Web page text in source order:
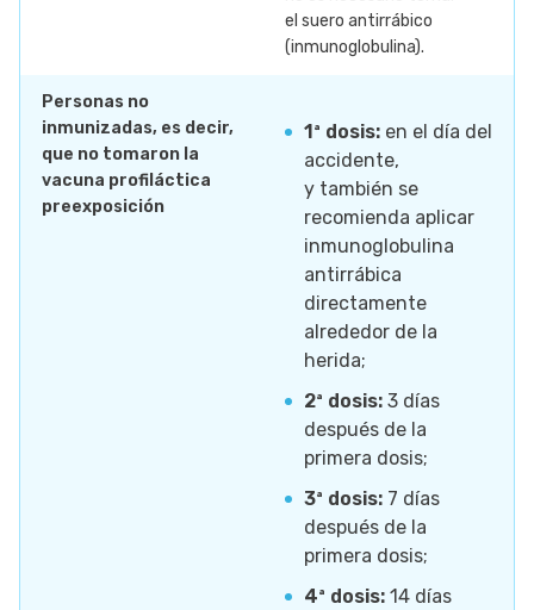
el suero antirrábico
(inmunoglobulina).
Personas no
inmunizadas, es decir,
que no tomaron la
vacuna profiláctica
preexposición
1ª dosis: en el día del
accidente,
y también se
recomienda aplicar
inmunoglobulina
antirrábica
directamente
alrededor de la
herida;
2ª dosis: 3 días
después de la
primera dosis;
3ª dosis: 7 días
después de la
primera dosis;
4ª dosis: 14 días